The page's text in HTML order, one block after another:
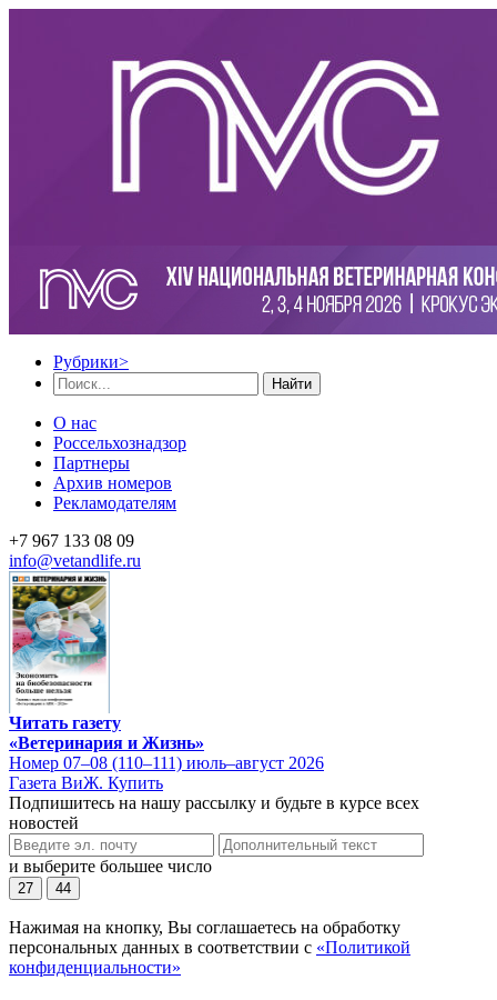
Рубрики>
Найти
О нас
Россельхознадзор
Партнеры
Архив номеров
Рекламодателям
+7 967 133 08 09
info@vetandlife.ru
Читать газету
«Ветеринария и Жизнь»
Номер 07–08 (110–111) июль–август 2026
Газета ВиЖ. Купить
Подпишитесь на нашу рассылку и будьте в курсе всех
новостей
и выберите большее число
27 44
Нажимая на кнопку, Вы соглашаетесь на обработку
персональных данных в соответствии с «Политикой
конфиденциальности»